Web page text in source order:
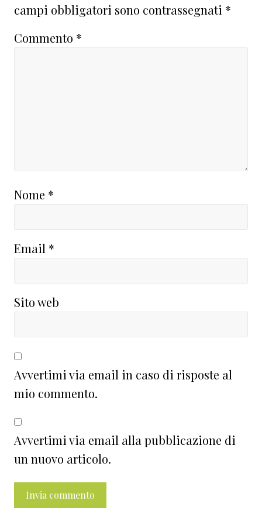
campi obbligatori sono contrassegnati *
Commento *
Nome *
Email *
Sito web
Avvertimi via email in caso di risposte al
mio commento.
Avvertimi via email alla pubblicazione di
un nuovo articolo.